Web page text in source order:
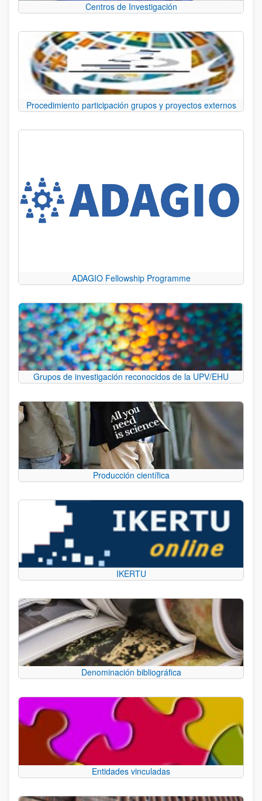
Centros de Investigación
Procedimiento participación grupos y proyectos externos
ADAGIO Fellowship Programme
Grupos de investigación reconocidos de la UPV/EHU
Producción científica
IKERTU
Denominación bibliográfica
Entidades vinculadas